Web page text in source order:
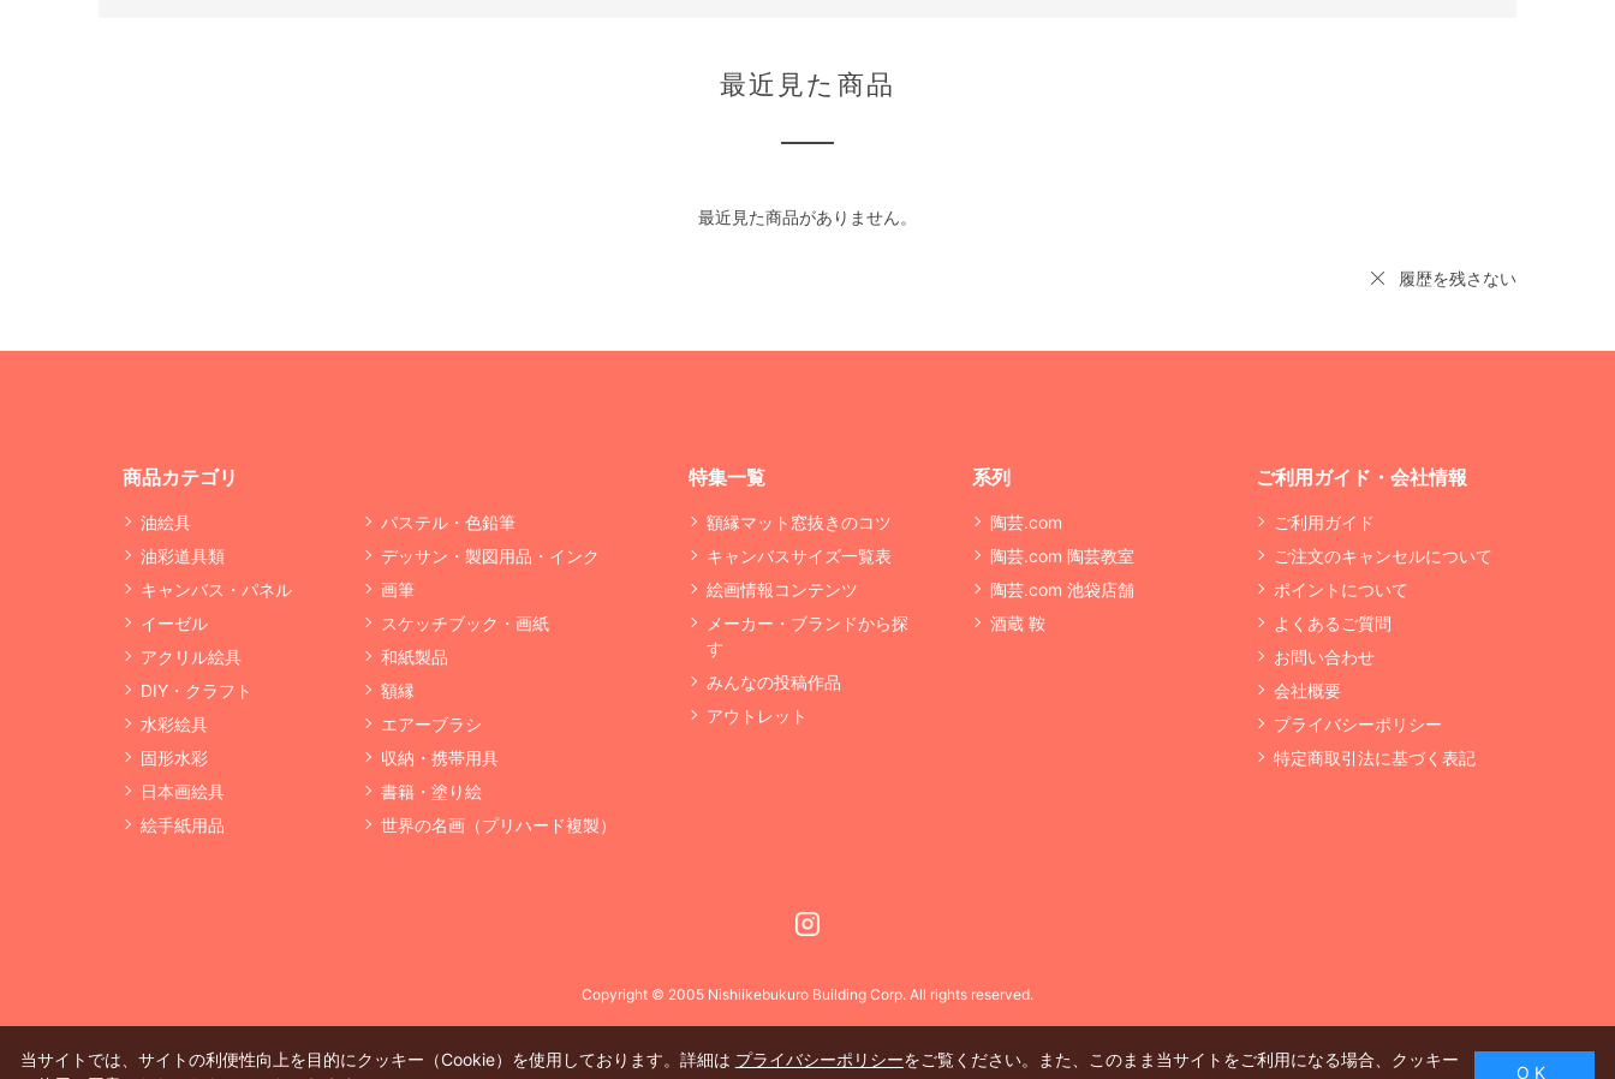
最近見た商品
最近見た商品がありません。
履歴を残さない
商品カテゴリ
油絵具
油彩道具類
キャンバス・パネル
イーゼル
アクリル絵具
DIY・クラフト
水彩絵具
固形水彩
日本画絵具
絵手紙用品
パステル・色鉛筆
デッサン・製図用品・インク
画筆
スケッチブック・画紙
和紙製品
額縁
エアーブラシ
収納・携帯用具
書籍・塗り絵
世界の名画（プリハード複製）
特集一覧
額縁マット窓抜きのコツ
キャンバスサイズ一覧表
絵画情報コンテンツ
メーカー・ブランドから探
す
みんなの投稿作品
アウトレット
系列
陶芸.com
陶芸.com 陶芸教室
陶芸.com 池袋店舗
酒蔵 鞍
ご利用ガイド・会社情報
ご利用ガイド
ご注文のキャンセルについて
ポイントについて
よくあるご質問
お問い合わせ
会社概要
プライバシーポリシー
特定商取引法に基づく表記
Copyright © 2005 Nishiikebukuro Building Corp. All rights reserved.
当サイトでは、サイトの利便性向上を目的にクッキー（Cookie）を使用しております。詳細は プライバシーポリシーをご覧ください。また、このまま当サイトをご利用になる場合、クッキー
O K